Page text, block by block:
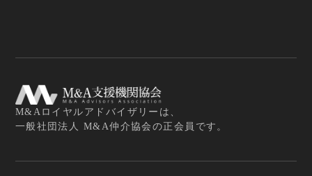
M&Aロイヤルアドバイザリーは、
一般社団法人 M&A仲介協会の正会員です。